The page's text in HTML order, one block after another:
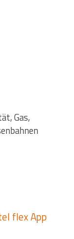
Gas,
flex App